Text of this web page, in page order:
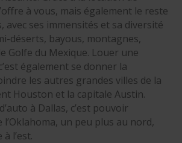
à vous, mais également le reste
avec ses immensités et sa diversité
déserts, bayous, montagnes,
Golfe du Mexique. Louer une
également se donner la
les autres grandes villes de la
Houston et la capitale Austin.
à Dallas, c’est pouvoir
l’Oklahoma, un peu plus au nord,
l’est.